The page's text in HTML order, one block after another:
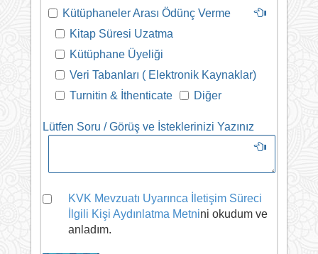
Kütüphaneler Arası Ödünç Verme
Kitap Süresi Uzatma
Kütüphane Üyeliği
Veri Tabanları ( Elektronik Kaynaklar)
Turnitin & İthenticate
Diğer
Lütfen Soru / Görüş ve İsteklerinizi Yazınız
KVK Mevzuatı Uyarınca İletişim Süreci
İlgili Kişi Aydınlatma Metnini okudum ve
anladım.